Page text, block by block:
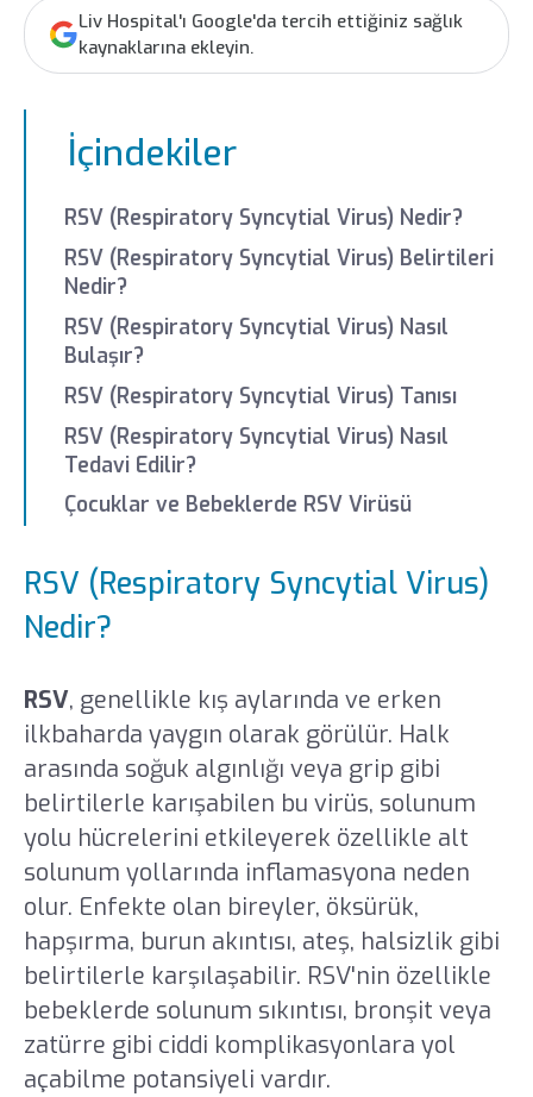
Liv Hospital'ı Google'da tercih ettiğiniz sağlık
kaynaklarına ekleyin.
İçindekiler
RSV (Respiratory Syncytial Virus) Nedir?
RSV (Respiratory Syncytial Virus) Belirtileri
Nedir?
RSV (Respiratory Syncytial Virus) Nasıl
Bulaşır?
RSV (Respiratory Syncytial Virus) Tanısı
RSV (Respiratory Syncytial Virus) Nasıl
Tedavi Edilir?
Çocuklar ve Bebeklerde RSV Virüsü
RSV (Respiratory Syncytial Virus)
Nedir?
RSV, genellikle kış aylarında ve erken
ilkbaharda yaygın olarak görülür. Halk
arasında soğuk algınlığı veya grip gibi
belirtilerle karışabilen bu virüs, solunum
yolu hücrelerini etkileyerek özellikle alt
solunum yollarında inflamasyona neden
olur. Enfekte olan bireyler, öksürük,
hapşırma, burun akıntısı, ateş, halsizlik gibi
belirtilerle karşılaşabilir. RSV'nin özellikle
bebeklerde solunum sıkıntısı, bronşit veya
zatürre gibi ciddi komplikasyonlara yol
açabilme potansiyeli vardır.